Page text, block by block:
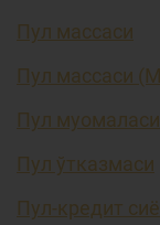
Пул массаси
Пул массаси
Пул муомаласи
Пул ўтказмаси
Пул-кредит